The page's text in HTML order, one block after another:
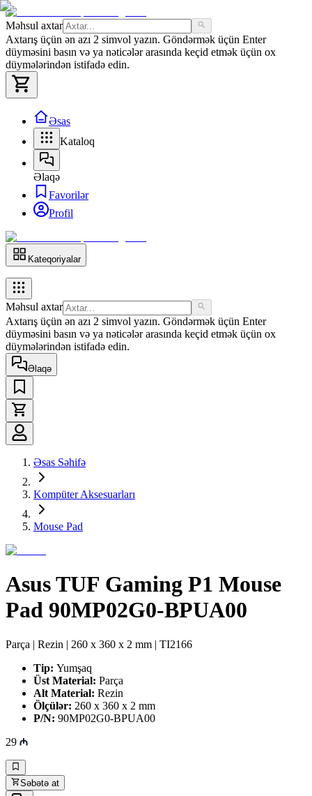
Məhsul axtar
Axtarış üçün ən azı 2 simvol yazın. Göndərmək üçün Enter
düyməsini basın və ya nəticələr arasında keçid etmək üçün ox
düymələrindən istifadə edin.
Əsas
Kataloq
Əlaqə
Favorilər
Profil
Kateqoriyalar
Məhsul axtar
Axtarış üçün ən azı 2 simvol yazın. Göndərmək üçün Enter
düyməsini basın və ya nəticələr arasında keçid etmək üçün ox
düymələrindən istifadə edin.
Əlaqə
Əsas Səhifə
Kompüter Aksesuarları
Mouse Pad
Asus TUF Gaming P1 Mouse
Pad 90MP02G0-BPUA00
Parça | Rezin | 260 x 360 x 2 mm | TI2166
Tip: Yumşaq
Üst Material: Parça
Alt Material: Rezin
Ölçülər: 260 x 360 x 2 mm
P/N: 90MP02G0-BPUA00
29
Səbətə at